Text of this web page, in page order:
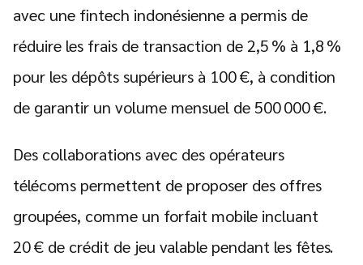
avec une fintech indonésienne a permis de
réduire les frais de transaction de 2,5 % à 1,8 %
pour les dépôts supérieurs à 100 €, à condition
de garantir un volume mensuel de 500 000 €.
Des collaborations avec des opérateurs
télécoms permettent de proposer des offres
groupées, comme un forfait mobile incluant
20 € de crédit de jeu valable pendant les fêtes.